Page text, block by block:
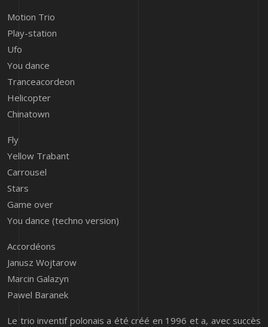
Motion Trio
Play-station
Ufo
You dance
Tranceacordeon
Helicopter
Chinatown
Fly
Yellow Trabant
Carrousel
Stars
Game over
You dance (techno version)
Accordéons
Janusz Wojtarow
Marcin Galazyn
Pawel Baranek
Le trio inventif polonais a été créé en 1996 et a, avec succès